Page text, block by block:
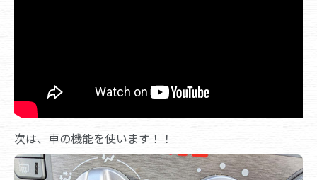
次は、車の機能を使います！！